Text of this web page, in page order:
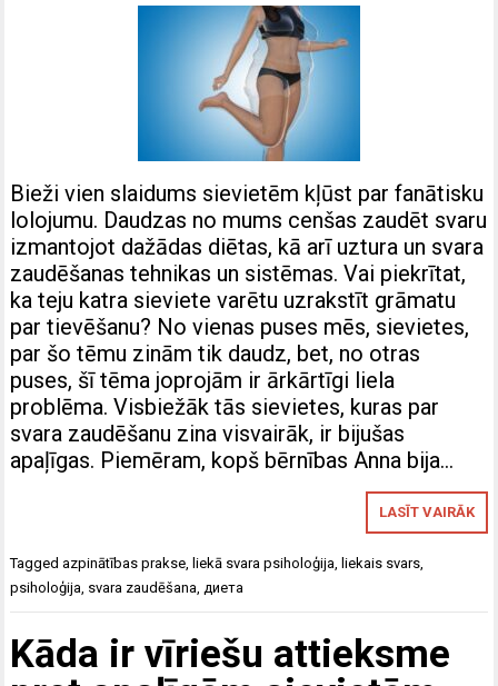
Bieži vien slaidums sievietēm kļūst par fanātisku
lolojumu. Daudzas no mums cenšas zaudēt svaru
izmantojot dažādas diētas, kā arī uztura un svara
zaudēšanas tehnikas un sistēmas. Vai piekrītat,
ka teju katra sieviete varētu uzrakstīt grāmatu
par tievēšanu? No vienas puses mēs, sievietes,
par šo tēmu zinām tik daudz, bet, no otras
puses, šī tēma joprojām ir ārkārtīgi liela
problēma. Visbiežāk tās sievietes, kuras par
svara zaudēšanu zina visvairāk, ir bijušas
apaļīgas. Piemēram, kopš bērnības Anna bija…
LASĪT VAIRĀK
Taggedazpinātības prakse, liekā svara psiholoģija, liekais svars,
psiholoģija, svara zaudēšana,диета
Kāda ir vīriešu attieksme